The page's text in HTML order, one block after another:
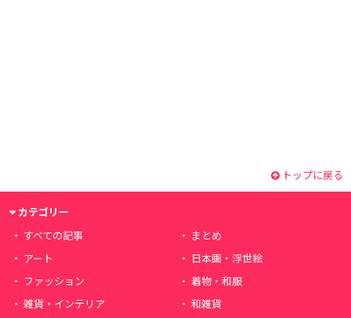
トップに戻る
カテゴリー
すべての記事
まとめ
アート
日本画・浮世絵
ファッション
着物・和服
雑貨・インテリア
和雑貨